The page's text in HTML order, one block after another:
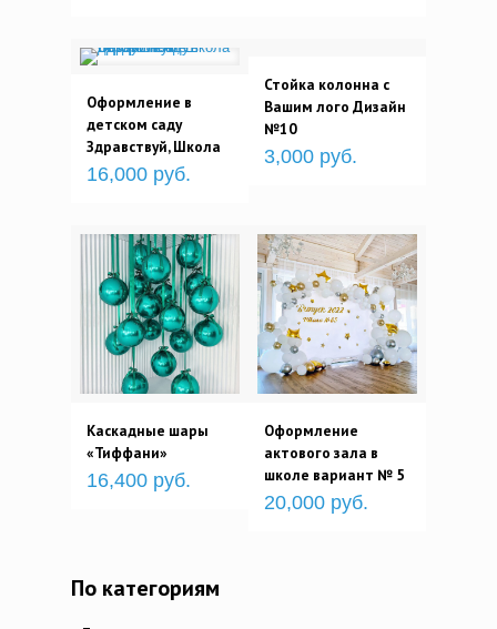
Оформление в
детском саду
Здравствуй, Школа
16,000 руб.
Стойка колонна с
Вашим лого Дизайн
№10
3,000 руб.
Каскадные шары
«Тиффани»
16,400 руб.
Оформление
актового зала в
школе вариант № 5
20,000 руб.
По категориям